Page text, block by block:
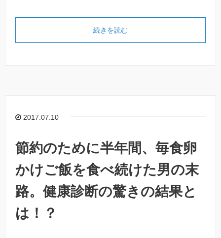
続きを読む
2017.07.10
節約のために半年間、毎食卵
かけご飯を食べ続けた男の末
路。健康診断の驚きの結果と
は！？